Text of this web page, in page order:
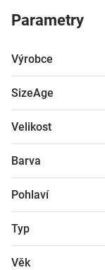
Parametry
Výrobce
SizeAge
Velikost
Barva
Pohlaví
Typ
Věk